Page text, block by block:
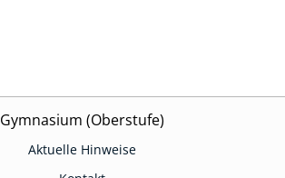
Gymnasium (Oberstufe)
Aktuelle Hinweise